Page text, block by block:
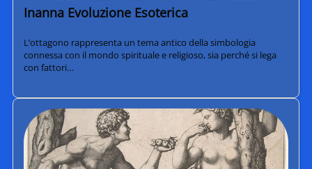
Inanna Evoluzione Esoterica
L’ottagono rappresenta un tema antico della simbologia
connessa con il mondo spirituale e religioso, sia perché si lega
con fattori…